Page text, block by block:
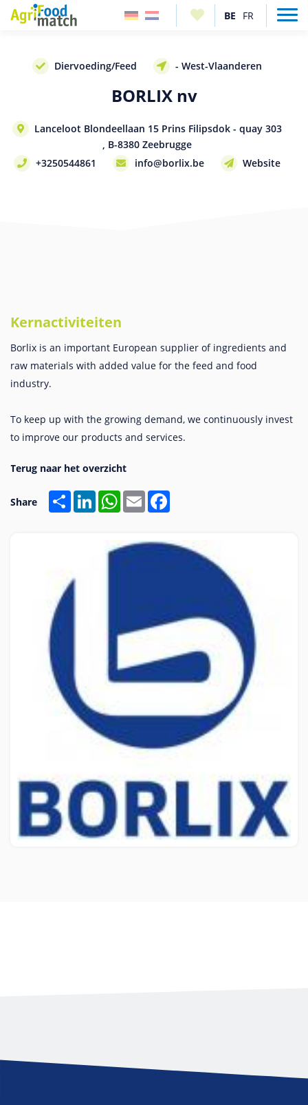
Diervoeding/Feed - West-Vlaanderen
BORLIX nv
Lanceloot Blondeellaan 15 Prins Filipsdok - quay 303
, B-8380 Zeebrugge
+3250544861
info@borlix.be Website
Kernactiviteiten
Borlix is an important European supplier of ingredients and
raw materials with added value for the feed and food
industry.
To keep up with the growing demand, we continuously invest
to improve our products and services.
Share Share LinkedInWhatsApp
Email